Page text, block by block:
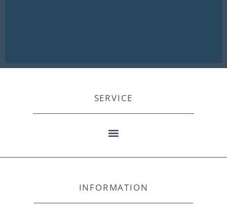
SERVICE
INFORMATION